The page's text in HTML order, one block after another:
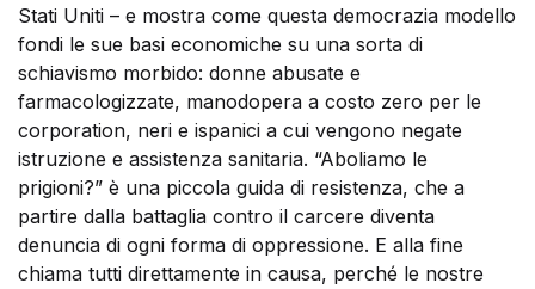
Stati Uniti – e mostra come questa democrazia modello
fondi le sue basi economiche su una sorta di
schiavismo morbido: donne abusate e
farmacologizzate, manodopera a costo zero per le
corporation, neri e ispanici a cui vengono negate
istruzione e assistenza sanitaria. “Aboliamo le
prigioni?” è una piccola guida di resistenza, che a
partire dalla battaglia contro il carcere diventa
denuncia di ogni forma di oppressione. E alla fine
chiama tutti direttamente in causa, perché le nostre